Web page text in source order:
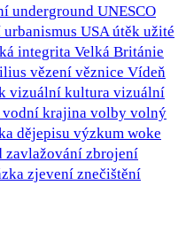
underground UNESCO
urbanismus USAútěk užité
integrita Velká Británie
vězení věznice Vídeň
vizuální kultura vizuální
vodní krajina volby volný
dějepisu výzkum woke
zavlažování zbrojení
zjevení znečištění